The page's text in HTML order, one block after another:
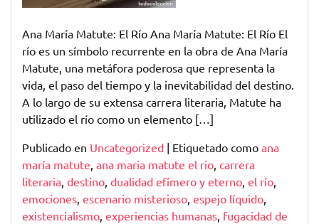
Símbolo
Profundidad
y
Significado
Ana María Matute: El Río Ana María Matute: El Río El
río es un símbolo recurrente en la obra de Ana María
Matute, una metáfora poderosa que representa la
vida, el paso del tiempo y la inevitabilidad del destino.
A lo largo de su extensa carrera literaria, Matute ha
utilizado el río como un elemento […]
Publicado en Uncategorized | Etiquetado como ana
maría matute, ana maria matute el rio, carrera
literaria, destino, dualidad efímero y eterno, el río,
emociones, escenario misterioso, espejo líquido,
existencialismo, experiencias humanas, fugacidad de